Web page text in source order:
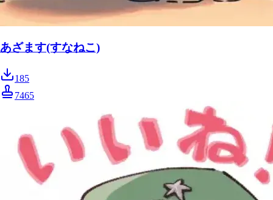
あざます(すなねこ)
185
7465